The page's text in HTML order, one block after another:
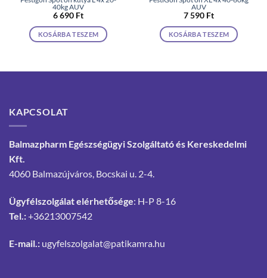
40kg AUV
6 690 Ft
KOSÁRBA TESZEM
AUV
7 590 Ft
KOSÁRBA TESZEM
KAPCSOLAT
Balmazpharm Egészségügyi Szolgáltató és Kereskedelmi
Kft.
4060 Balmazújváros, Bocskai u. 2-4.
Ügyfélszolgálat elérhetősége: H-P 8-16
Tel.:+36213007542
E-mail.: ugyfelszolgalat@patikamra.hu